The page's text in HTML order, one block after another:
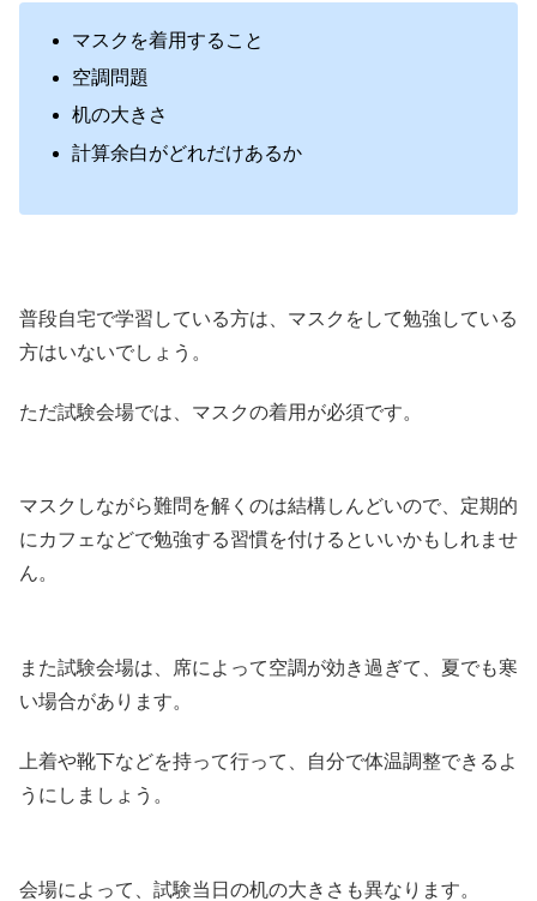
マスクを着用すること
空調問題
机の大きさ
計算余白がどれだけあるか
普段自宅で学習している方は、マスクをして勉強している
方はいないでしょう。
ただ試験会場では、マスクの着用が必須です。
マスクしながら難問を解くのは結構しんどいので、定期的
にカフェなどで勉強する習慣を付けるといいかもしれませ
ん。
また試験会場は、席によって空調が効き過ぎて、夏でも寒
い場合があります。
上着や靴下などを持って行って、自分で体温調整できるよ
うにしましょう。
会場によって、試験当日の机の大きさも異なります。